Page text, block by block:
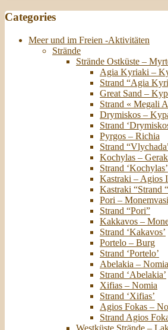
Categories
Meer und im Freien -Aktivitäten
Strände
Strände Ostküste –
Agia Kyriaki –
Strand “Agia
Great Sand –
Strand « Megali
Drymiskos –
Strand
Pyrgos – Richia
Strand
Kochylas –
Strand ‘Kochylas’
Kastraki – Agios
Kastraki “Strand “
Pori –
Strand “Pori”
Kakkavos –
Strand ‘Kakavos’
Portelo – Burg
Strand ‘Portelo’
Abelakia – Nomia
Strand ‘Abelakia’
Xifias – Nomia
Strand ‘Xifias’
Agios Fokas –
Strand Agios
Westküste Strände –